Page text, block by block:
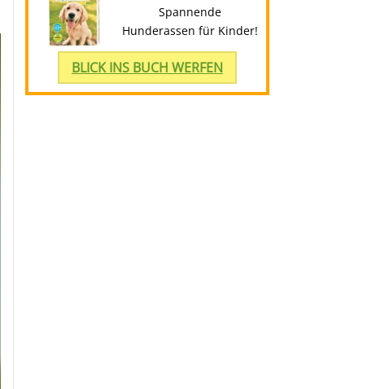
Spannende
Hunderassen für Kinder!
BLICK INS BUCH WERFEN